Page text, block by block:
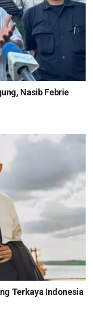
Nasib Febrie
Terkaya Indonesia